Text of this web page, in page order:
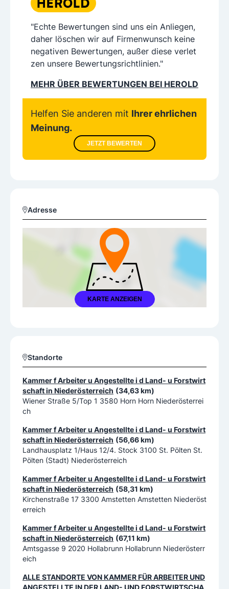
"Echte Bewertungen sind uns ein Anliegen,
daher löschen wir auf Firmenwunsch keine
negativen Bewertungen, außer diese verlet
zen unsere Bewertungsrichtlinien."
MEHR ÜBER BEWERTUNGEN BEI HEROLD
Helfen Sie anderen mit Ihrer ehrlichen
Meinung.
JETZT BEWERTEN
Adresse
KARTE ANZEIGEN
Standorte
Kammer f Arbeiter u Angestellte i d Land- u Forstwirt
schaft in Niederösterreich (34,63 km)
Wiener Straße 5/Top 1 3580 Horn Horn Niederösterrei
ch
Kammer f Arbeiter u Angestellte i d Land- u Forstwirt
schaft in Niederösterreich (56,66 km)
Landhausplatz 1/Haus 12/4. Stock 3100 St. Pölten St.
Pölten (Stadt) Niederösterreich
Kammer f Arbeiter u Angestellte i d Land- u Forstwirt
schaft in Niederösterreich (58,31 km)
Kirchenstraße 17 3300 Amstetten Amstetten Niederöst
erreich
Kammer f Arbeiter u Angestellte i d Land- u Forstwirt
schaft in Niederösterreich (67,11 km)
Amtsgasse 9 2020 Hollabrunn Hollabrunn Niederösterr
eich
ALLE STANDORTE VONKAMMER FÜR ARBEITER UND